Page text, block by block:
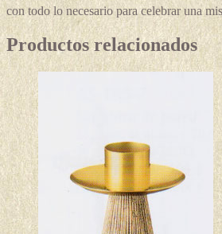
con todo lo necesario para celebrar una
Productos relacionados